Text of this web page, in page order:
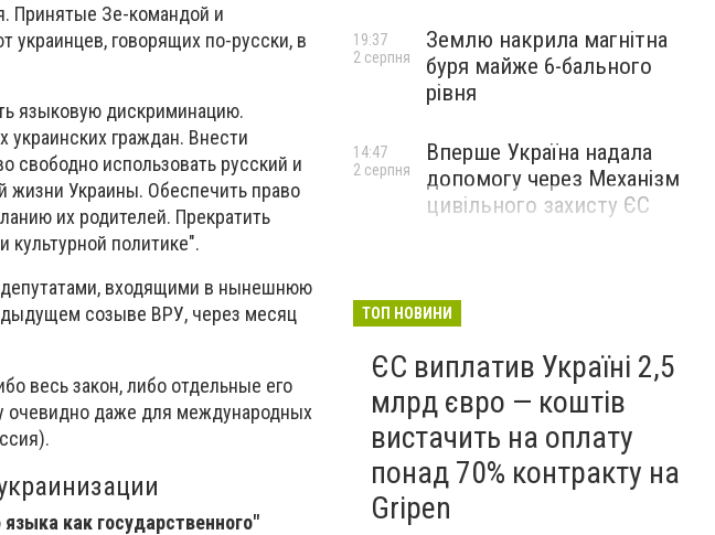
Принятые Зе-командой и
говорящих по-русски, в
языковую дискриминацию.
граждан. Внести
свободно использовать русский и
жизни Украины. Обеспечить право
их родителей. Прекратить
культурной политике".
депутатами, входящими в нынешнюю
созыве ВРУ, через месяц
весь закон, либо отдельные его
очевидно даже для международных
как государственного"
Землю накрила магнітна
буря майже 6-бального
рівня
19:37
2 серпня
Вперше Україна надала
допомогу через Механізм
цивільного захисту ЄС
14:47
2 серпня
ТОП НОВИНИ
ЄС виплатив Україні 2,5
млрд євро — коштів
вистачить на оплату
понад 70% контракту на
Gripen